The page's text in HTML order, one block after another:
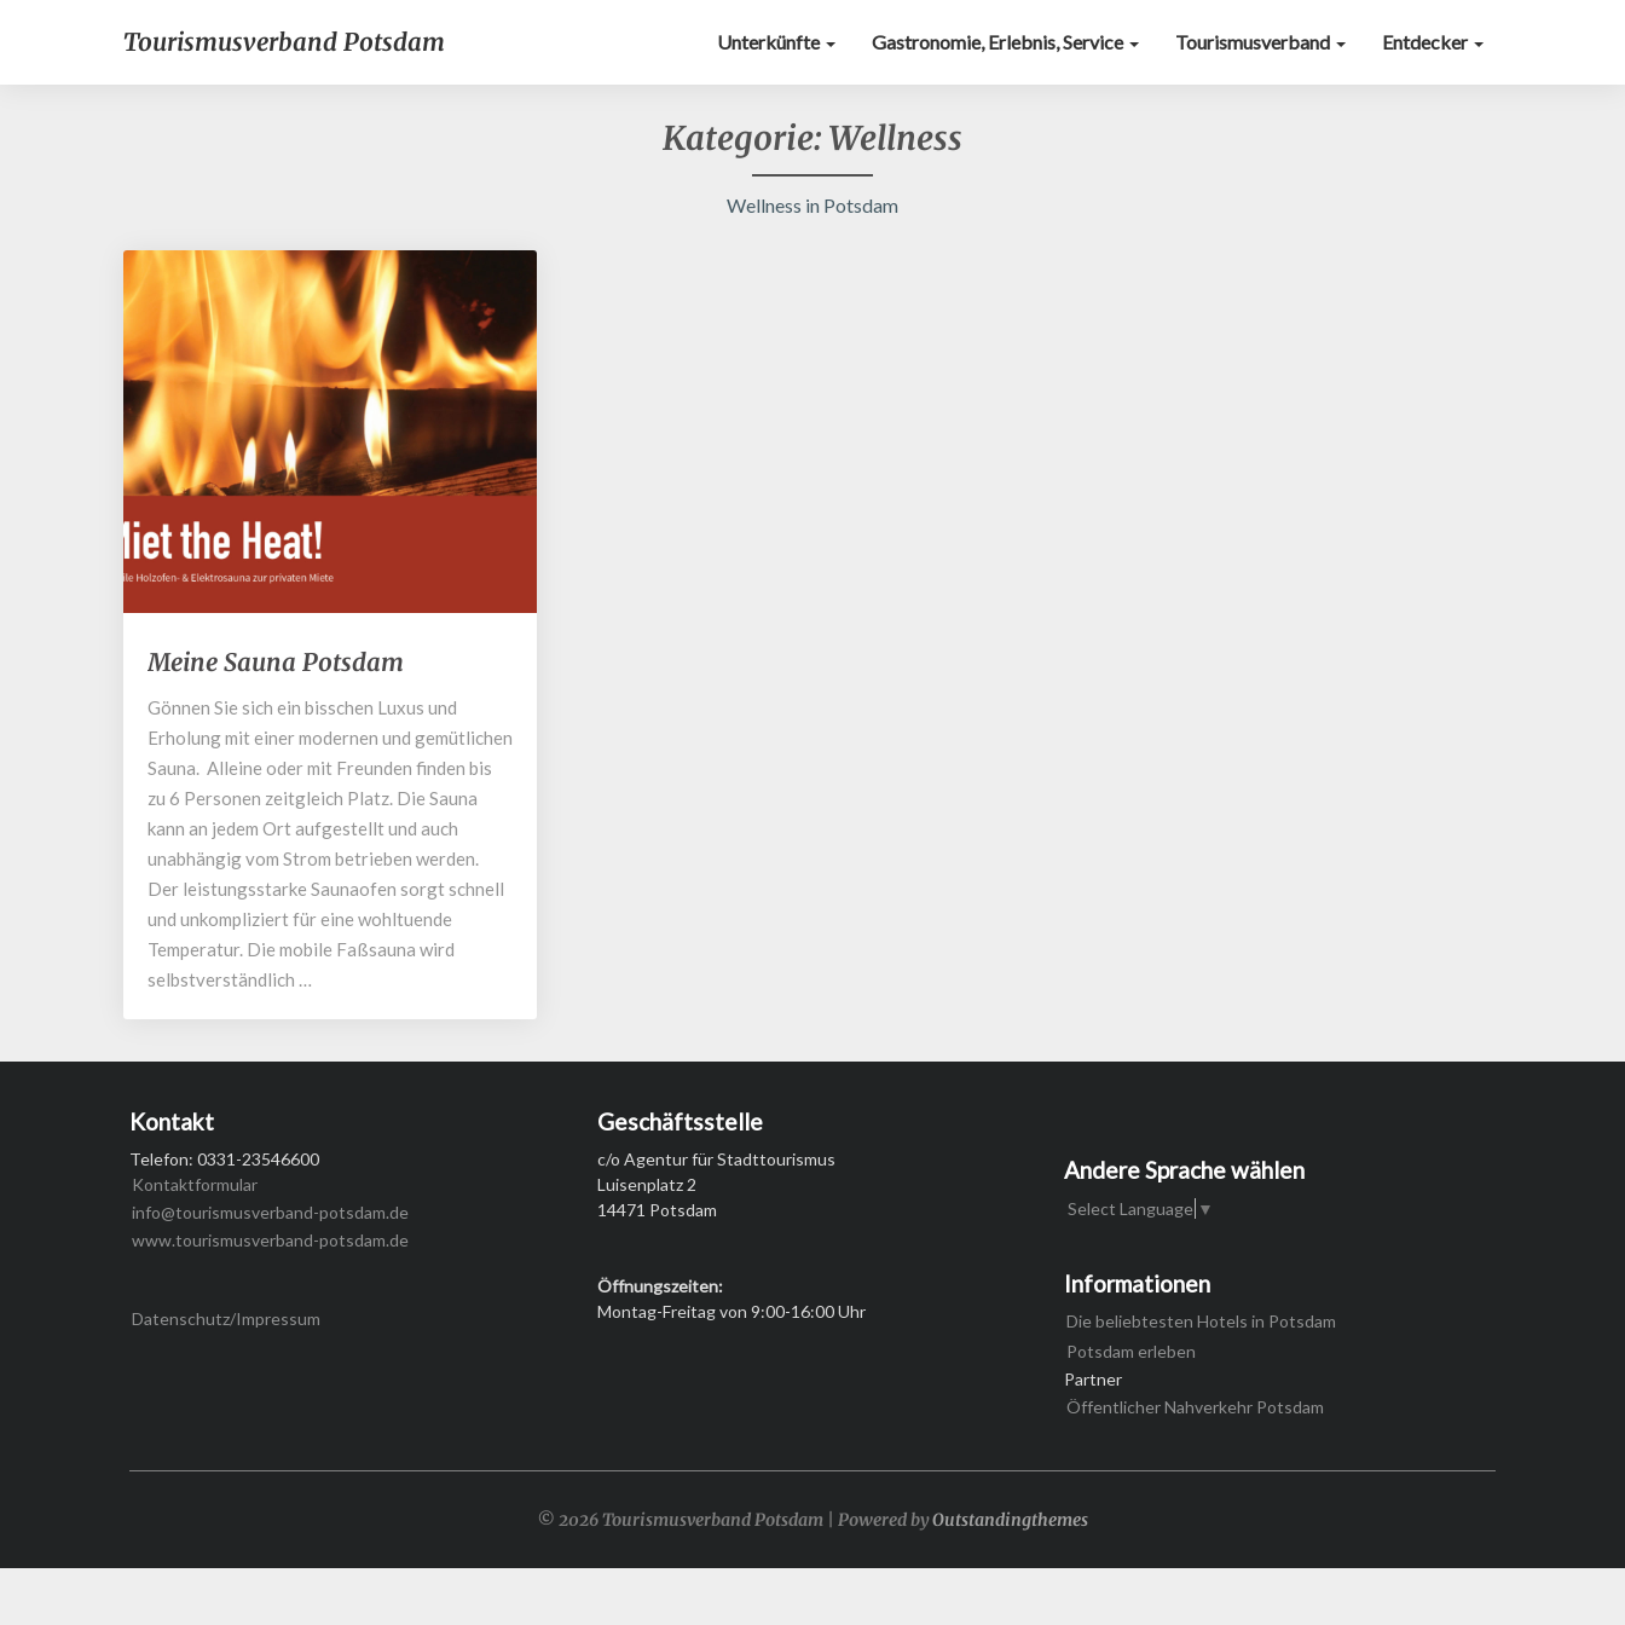
Tourismusverband Potsdam Unterkünfte Gastronomie, Erlebnis, Service Tourismusverband Entdecker
Kategorie: Wellness
Wellness in Potsdam
Meine
Sauna
Potsdam
Meine Sauna Potsdam
Gönnen Sie sich ein bisschen Luxus und
Erholung mit einer modernen und gemütlichen
Sauna. Alleine oder mit Freunden finden bis
zu 6 Personen zeitgleich Platz. Die Sauna
kann an jedem Ort aufgestellt und auch
unabhängig vom Strom betrieben werden.
Der leistungsstarke Saunaofen sorgt schnell
und unkompliziert für eine wohltuende
Temperatur. Die mobile Faßsauna wird
selbstverständlich …
Kontakt
Telefon: 0331-23546600
Kontaktformular
info@tourismusverband-potsdam.de
www.tourismusverband-potsdam.de
Datenschutz/Impressum
Geschäftsstelle
c/o Agentur für Stadttourismus
Luisenplatz 2
14471 Potsdam
Öffnungszeiten:
Montag-Freitag von 9:00-16:00 Uhr
Andere Sprache wählen
Select Language ▼
Informationen
Die beliebtesten Hotels in Potsdam
Potsdam erleben
Partner
Öffentlicher Nahverkehr Potsdam
© 2026 Tourismusverband Potsdam | Powered byOutstandingthemes